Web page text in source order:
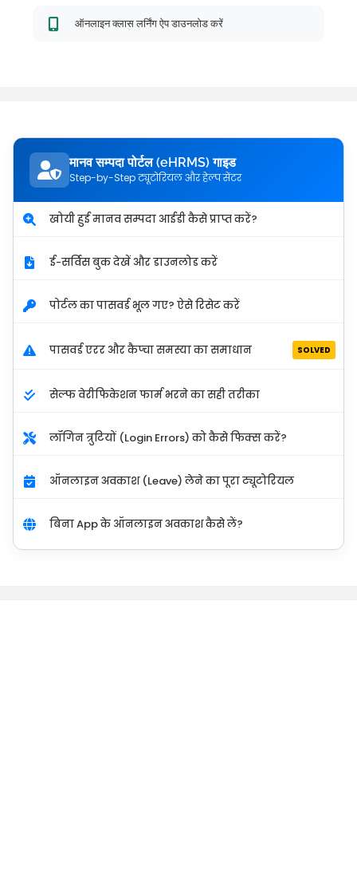
ऑनलाइन क्लास लर्निंग ऐप डाउनलोड करें
मानव सम्पदा पोर्टल (eHRMS) गाइड
Step-by-Step ट्यूटोरियल और हेल्प सेंटर
खोयी हुई मानव सम्पदा आईडी कैसे प्राप्त करें?
ई-सर्विस बुक देखें और डाउनलोड करें
पोर्टल का पासवर्ड भूल गए? ऐसे रिसेट करें
पासवर्ड एरर और कैप्चा समस्या का समाधान SOLVED
सेल्फ वेरीफिकेशन फार्म भरने का सही तरीका
लॉगिन त्रुटियों (Login Errors) को कैसे फिक्स करें?
ऑनलाइन अवकाश (Leave) लेने का पूरा ट्यूटोरियल
बिना App के ऑनलाइन अवकाश कैसे लें?